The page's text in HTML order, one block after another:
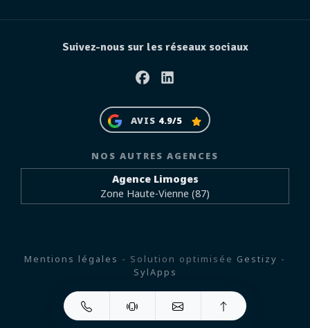
Suivez-nous sur les réseaux sociaux
FacebookLinkedin
AVIS 4.9/5
NOS AUTRES AGENCES
Agence Limoges
Zone Haute-Vienne (87)
Mentions légales - Solution optimisée Gestizy -
SylApps